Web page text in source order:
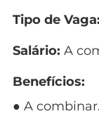
Tipo de Vaga:
Salário: A
Benefícios:
● A combinar.